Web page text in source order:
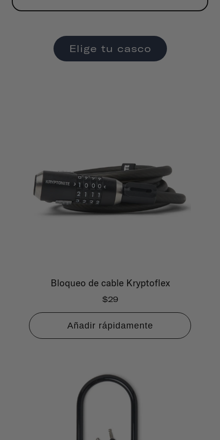
Elige tu casco
Bloqueo de cable Kryptoflex
$29
Añadir rápidamente